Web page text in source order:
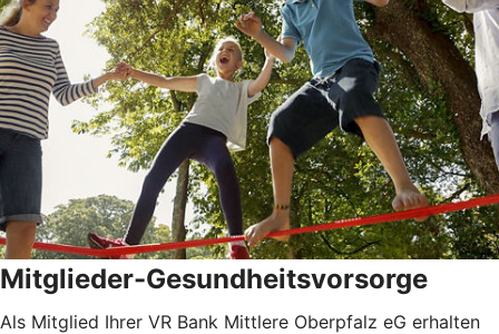
Mitglieder-Gesundheitsvorsorge
Als Mitglied Ihrer VR Bank Mittlere Oberpfalz eG erhalten